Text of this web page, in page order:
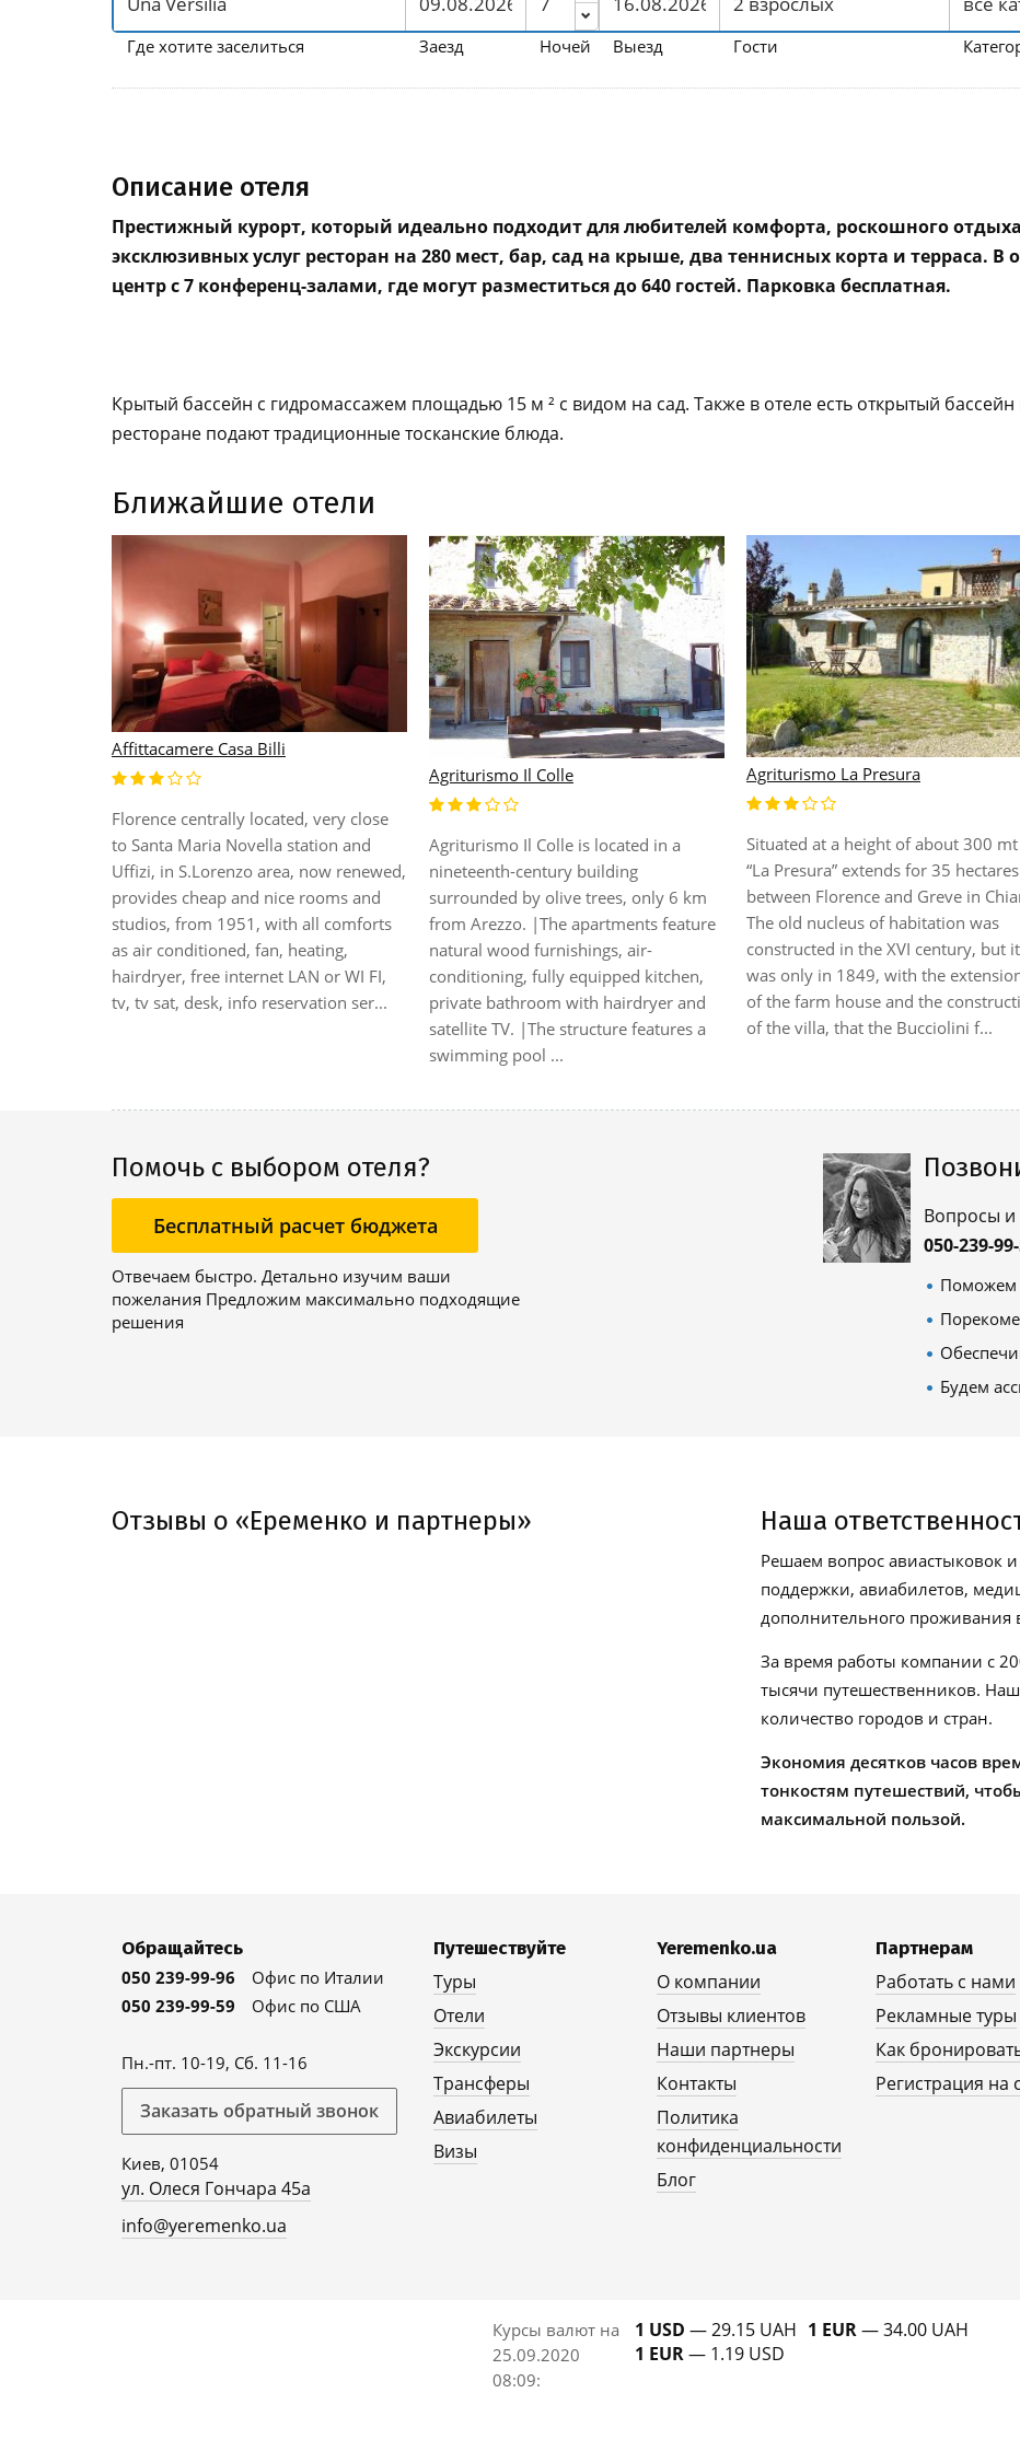
Где хотите заселиться Заезд Ночей Выезд Гости
Описание отеля
Престижный курорт, который идеально подходит для любителей комфорта, роскошного
эксклюзивных услуг ресторан на 280 мест, бар, сад на крыше, два теннисных корта и терраса. В
центр с 7 конференц-залами, где могут разместиться до 640 гостей. Парковка бесплатная.
Крытый бассейн с гидромассажем площадью 15 м ² с видом на сад. Также в отеле есть открытый
ресторане подают традиционные тосканские блюда.
Ближайшие отели
Affittacamere Casa Billi
Florence centrally located, very close
to Santa Maria Novella station and
Uffizi, in S.Lorenzo area, now renewed,
provides cheap and nice rooms and
studios, from 1951, with all comforts
as air conditioned, fan, heating,
hairdryer, free internet LAN or WI FI,
tv, tv sat, desk, info reservation ser...
Agriturismo Il Colle
Agriturismo Il Colle is located in a
nineteenth-century building
surrounded by olive trees, only 6 km
from Arezzo. |The apartments feature
natural wood furnishings, air-
conditioning, fully equipped kitchen,
private bathroom with hairdryer and
satellite TV. |The structure features a
swimming pool ...
Agriturismo La Presura
Situated at a height of about 300 mt
“La Presura” extends for 35 hectares
between Florence and Greve in
The old nucleus of habitation was
constructed in the XVI century, but it
was only in 1849, with the
of the farm house and the
of the villa, that the Bucciolini f...
Помочь с выбором отеля?
Бесплатный расчет бюджета
Отвечаем быстро. Детально изучим ваши
пожелания Предложим максимально подходящие
решения
Вопросы
050-239-
Поможем
Будем
Отзывы о «Еременко и партнеры» Наша
Решаем вопрос авиастыковок
поддержки, авиабилетов,
дополнительного проживания
За время работы компании с
тысячи путешественников.
количество городов и стран.
Экономия десятков часов
тонкостям путешествий,
максимальной пользой.
Обращайтесь
050 239-99-96
Офис по Италии
050 239-99-59
Офис по США
Пн.-пт. 10-19, Сб. 11-16
Заказать обратный звонок
Киев, 01054
ул. Олеся Гончара 45а
info@yeremenko.ua
Путешествуйте
Туры
Отели
Экскурсии
Трансферы
Авиабилеты
Визы
Yeremenko.ua
О компании
Отзывы клиентов
Наши партнеры
Контакты
Политика
конфиденциальности
Блог
Партнерам
Работать с нами
Рекламные туры
Как
Регистрация на
Курсы валют на
25.09.2020
08:09:
1 USD — 29.15 UAH
1 EUR— 1.19 USD
1 EUR— 34.00 UAH